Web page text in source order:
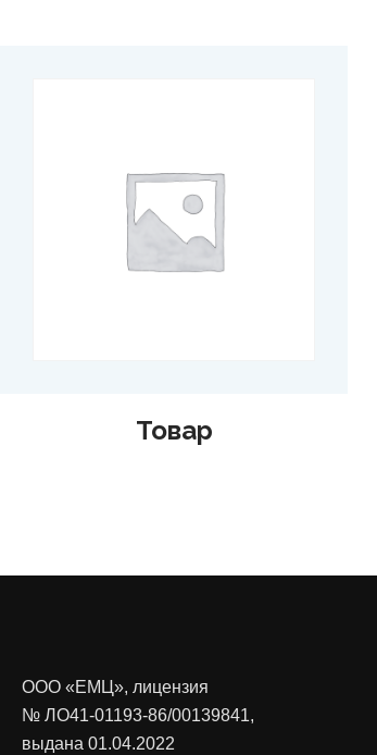
Товар
ООО «ЕМЦ», лицензия
№ ЛО41-01193-86/00139841,
выдана 01.04.2022